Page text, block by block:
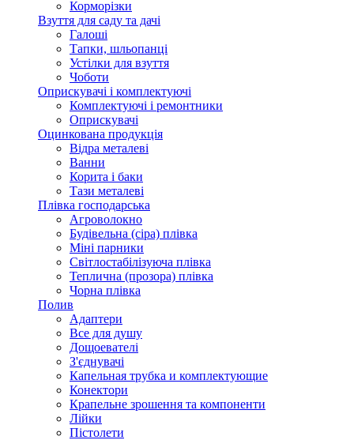
Корморізки
Взуття для саду та дачі
Галоші
Тапки, шльопанці
Устілки для взуття
Чоботи
Оприскувачі і комплектуючі
Комплектуючі і ремонтники
Оприскувачі
Оцинкована продукція
Відра металеві
Ванни
Корита і баки
Тази металеві
Плівка господарська
Агроволокно
Будівельна (сіра) плівка
Міні парники
Світлостабілізуюча плівка
Теплична (прозора) плівка
Чорна плівка
Полив
Адаптери
Все для душу
Дощоевателі
З'єднувачі
Капельная трубка и комплектующие
Конектори
Крапельне зрошення та компоненти
Лійки
Пістолети